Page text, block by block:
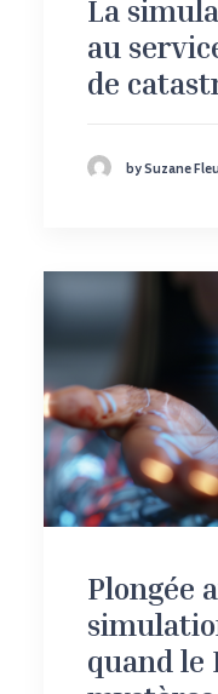
La
au
de
by Suzane
Plongée
quand le